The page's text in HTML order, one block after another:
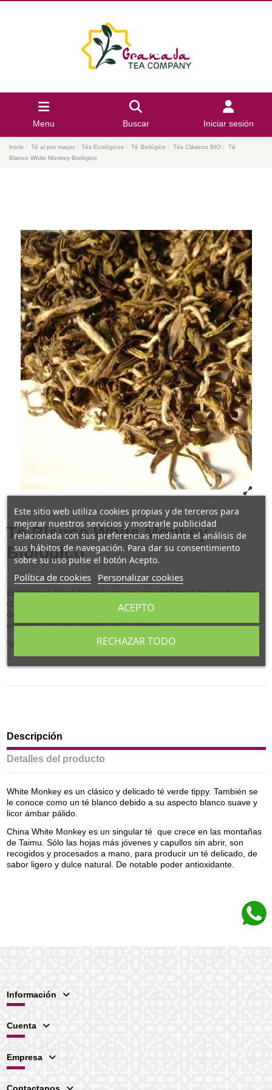
Menu Buscar Iniciar sesión
Inicio Té al por mayor Tés Ecológicos Té Biológico Tés Clásicos BIO
Té
Blanco White Monkey Biológico
Té Blanco White Monkey
Biológico
El té blanco White Monkey es una variedad de té blanco de origen
chino, conocido por su apariencia distintiva y su sabor suave y
delicado. Es apreciado por su frescura y se considera una opción
elegante para los amantes del té blanco.
*procedente de cultivo ecológico
Descripción
Detalles del producto
White Monkey es un clásico y delicado té verde tippy. También se
le conoce como un té blanco debido a su aspecto blanco suave y
licor ámbar pálido.
China White Monkey es un singular té que crece en las montañas
de Taimu. Sólo las hojas más jóvenes y capullos sin abrir, son
recogidos y procesados ​​a mano, para producir un té delicado, de
sabor ligero y dulce natural. De notable poder antioxidante.
Información
Cuenta
Empresa
Este sitio web utiliza cookies propias y de terceros para
mejorar nuestros servicios y mostrarle publicidad
relacionada con sus preferencias mediante el análisis de
sus hábitos de navegación. Para dar su consentimiento
sobre su uso pulse el botón Acepto.
Política de cookies Personalizar cookies
RECHAZAR TODO
ACEPTO